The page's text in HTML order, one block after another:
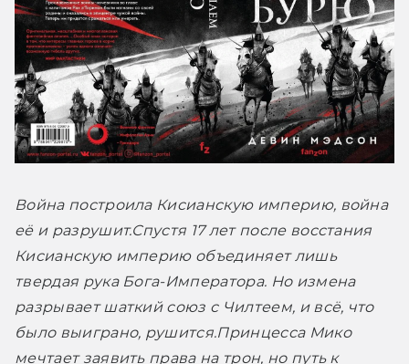
Война построила Кисианскую империю, война
её и разрушит.Спустя 17 лет после восстания
Кисианскую империю объединяет лишь
твердая рука Бога-Императора. Но измена
разрывает шаткий союз с Чилтеем, и всё, что
было выиграно, рушится.Принцесса Мико
мечтает заявить права на трон, но путь к